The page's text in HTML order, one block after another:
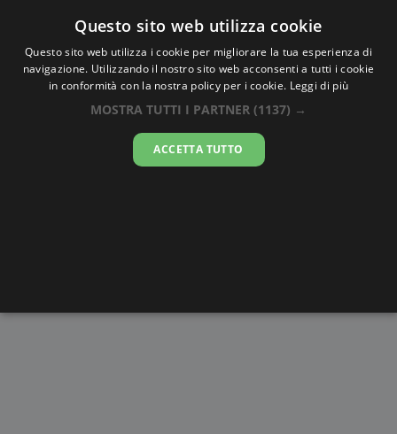
Oraesatta.co
Ora EsattaFaranah
21:35:40
Questo sito web utilizza cookie
Questo sito web utilizza i cookie per migliorare la tua esperienza di
navigazione. Utilizzando il nostro sito web acconsenti a tutti i cookie
in conformità con la nostra policy per i cookie. Leggi di più
MOSTRA TUTTI I PARTNER (1137) →
ACCETTA TUTTO